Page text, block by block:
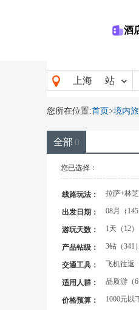
酒
上海 站
您所在位置:首页>境内
全部 0
您已选择：
线路玩法： 拉萨+林
拉萨+林
拉萨+林
日喀则一
丽江+香
丽江+香
出发日期： 08月（
游玩天数： 1天（12）
14天（12）
产品钻级： 3钻（341）
交通工具： 飞机往返
适用人群： 品质游（
价格预算： 1000元以